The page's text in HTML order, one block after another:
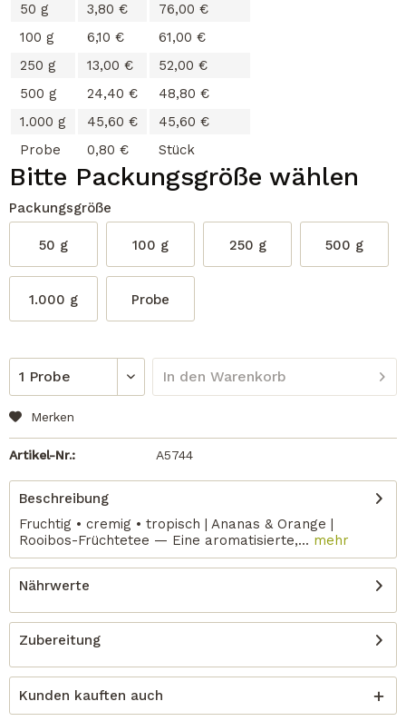
50 g
3,80 €
76,00 €
100 g
6,10 €
61,00 €
250 g
13,00 €
52,00 €
500 g
24,40 €
48,80 €
1.000 g
45,60 €
45,60 €
Probe
0,80 € Stück
Bitte Packungsgröße wählen
Packungsgröße
50 g 100 g 250 g 500 g
1.000 g Probe
In den Warenkorb
Merken
Artikel-Nr.: A5744
Beschreibung
Fruchtig • cremig • tropisch | Ananas & Orange |
Rooibos-Früchtetee — Eine aromatisierte,... mehr
Nährwerte
Zubereitung
Kunden kauften auch